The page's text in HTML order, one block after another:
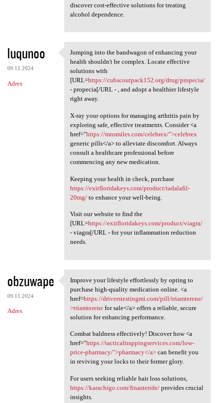
discover cost-effective solutions for treating
alcohol dependence.
luqunoo
09.11.2024
Adres
Jumping into the bandwagon of
Jumping into the bandwagon of enhancing your
health shouldn't be complex. Locate effective
solutions with
[URL=https://cubscoutpack152.org/drug/propecia/
- propecia[/URL - , and adopt a healthier lifestyle
right away.
X-ray your options for managing arthritis pain by
exploring safe, effective treatments. Consider <a
href="https://mnsmiles.com/celebrex/">celebrex
generic pills</a> to alleviate discomfort. Always
consult a healthcare professional before
commencing any new medication.
Keeping your health in check, purchase
https://exitfloridakeys.com/product/tadalafil-
20mg/to enhance your well-being.
Visit our website to find the
[URL=https://exitfloridakeys.com/product/viagra/
- viagra[/URL - for your inflammation reduction
needs.
obzuwape
09.11.2024
Adres
Improve your lifestyle
Improve your lifestyle effortlessly by opting to
purchase high-quality medication online. <a
href=https://driverstestingmi.com/pill/triamterene/
>triamterenefor sale</a> offers a reliable, secure
solution for enhancing performance.
Combat baldness effectively! Discover how <a
href="https://tacticaltrappingservices.com/low-
price-pharmacy/">pharmacy</a>can benefit you
in reviving your locks to their former glory.
For users seeking reliable hair loss solutions,
https://karachigo.com/finasteride/provides crucial
insights.